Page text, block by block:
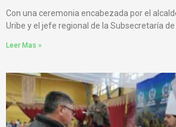
Con una ceremonia encabezada por el
Uribe y el jefe regional de la Subsecretaría
Leer Mas »